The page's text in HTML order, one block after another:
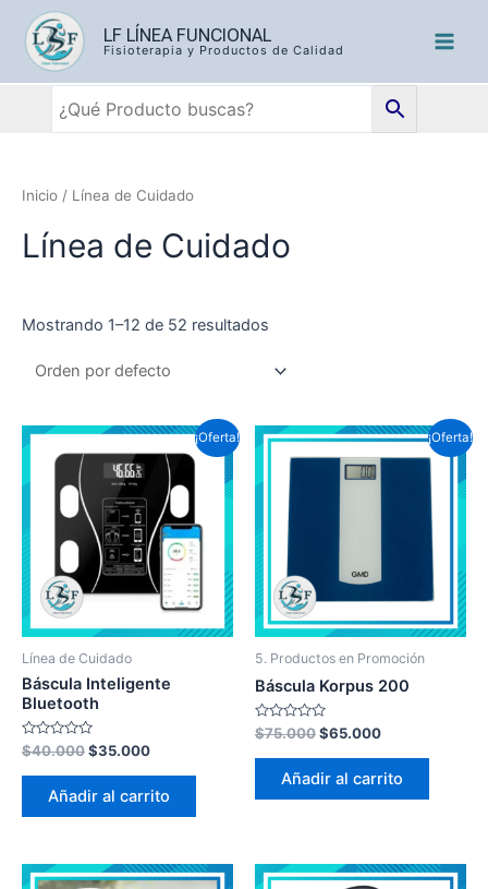
LF LÍNEA FUNCIONAL
Fisioterapia y Productos de Calidad
Inicio / Línea de Cuidado
Línea de Cuidado
Mostrando 1–12 de 52 resultados
¡Oferta!
Línea de Cuidado
Báscula Inteligente
Bluetooth
Valorado
en
0
$40.000$35.000
Añadir al carrito
¡Oferta!
5. Productos en Promoción
Báscula Korpus 200
Valorado
en
0
$75.000$65.000
Añadir al carrito